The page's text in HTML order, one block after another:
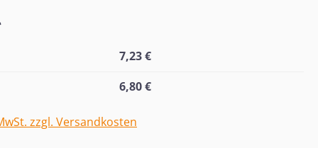
7,23 €
6,80 €
zzgl. Versandkosten